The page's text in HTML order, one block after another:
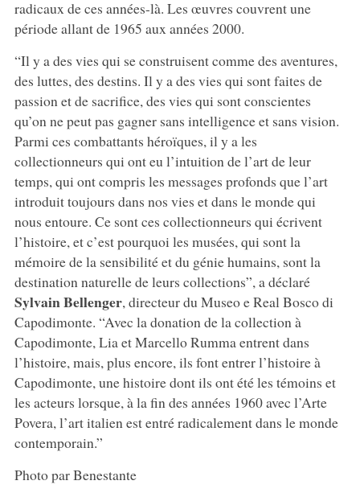
radicaux de ces années-là. Les œuvres couvrent une
période allant de 1965 aux années 2000.
“Il y a des vies qui se construisent comme des aventures,
des luttes, des destins. Il y a des vies qui sont faites de
passion et de sacrifice, des vies qui sont conscientes
qu’on ne peut pas gagner sans intelligence et sans vision.
Parmi ces combattants héroïques, il y a les
collectionneurs qui ont eu l’intuition de l’art de leur
temps, qui ont compris les messages profonds que l’art
introduit toujours dans nos vies et dans le monde qui
nous entoure. Ce sont ces collectionneurs qui écrivent
l’histoire, et c’est pourquoi les musées, qui sont la
mémoire de la sensibilité et du génie humains, sont la
destination naturelle de leurs collections”, a déclaré
Sylvain Bellenger, directeur du Museo e Real Bosco di
Capodimonte. “Avec la donation de la collection à
Capodimonte, Lia et Marcello Rumma entrent dans
l’histoire, mais, plus encore, ils font entrer l’histoire à
Capodimonte, une histoire dont ils ont été les témoins et
les acteurs lorsque, à la fin des années 1960 avec l’Arte
Povera, l’art italien est entré radicalement dans le monde
contemporain.”
Photo par Benestante